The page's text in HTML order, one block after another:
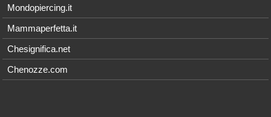
Mondopiercing.it
Mammaperfetta.it
Chesignifica.net
Chenozze.com